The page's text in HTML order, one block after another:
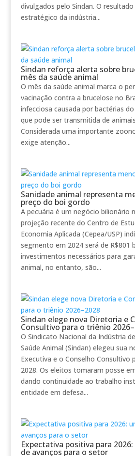
divulgados pelo Sindan. O
estratégico da indústria...
Sindan reforça alerta sobre
mês da saúde animal
O mês da saúde animal marca o
vacinação contra a brucelose no
infecciosa causada por bactérias
que pode ser transmitida de
Considerada uma importante
exige atenção...
Sanidade animal representa
preço do boi gordo
A pecuária é um negócio bilionário
projeção recente do Centro de
Economia Aplicada (Cepea/USP)
segmento em 2024 será de R$801
investimentos necessários para
animal, no entanto, são...
Sindan elege nova Diretoria e
Consultivo para o triênio
O Sindicato Nacional da Indústria
Saúde Animal (Sindan) elegeu sua
Executiva e o Conselho Consultivo
2028. Os eleitos tomaram posse
dando continuidade ao trabalho
entidade em defesa...
Expectativa positiva para
de avanços para o setor